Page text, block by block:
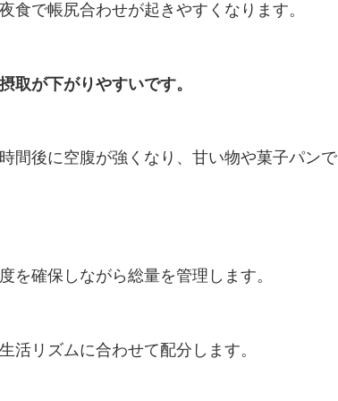
食で帳尻合わせが起きやすくなります。
取が下がりやすいです。
間後に空腹が強くなり、甘い物や菓子パンで
を確保しながら総量を管理します。
活リズムに合わせて配分します。